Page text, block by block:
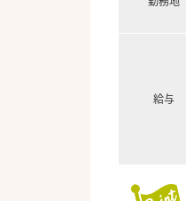
給与